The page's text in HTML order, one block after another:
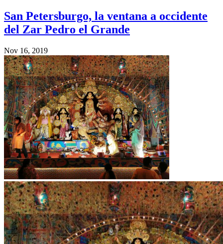
San Petersburgo, la ventana a occidente
del Zar Pedro el Grande
Nov 16, 2019